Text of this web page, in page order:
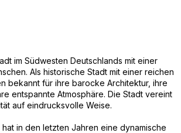
im Südwesten Deutschlands mit einer
Als historische Stadt mit einer reichen
bekannt für ihre barocke Architektur, ihre
entspannte Atmosphäre. Die Stadt vereint
auf eindrucksvolle Weise.
in den letzten Jahren eine dynamische